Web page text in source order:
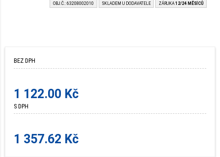
OBJ.Č.: 63208002010 SKLADEM U DODAVATELE ZÁRUKA 12/24 MĚSÍCŮ
BEZ DPH
1 122.00 Kč
S DPH
1 357.62 Kč